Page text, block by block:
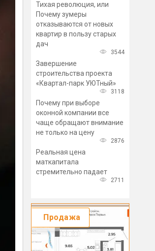
Тихая революция, или
Почему зумеры
отказываются от новых
квартир в пользу старых
дач
3544
Завершение
строительства проекта
«Квартал-парк УЮТный»
3118
Почему при выборе
оконной компании все
чаще обращают внимание
не только на цену
2876
Реальная цена
маткапитала
стремительно падает
2711
Продажа